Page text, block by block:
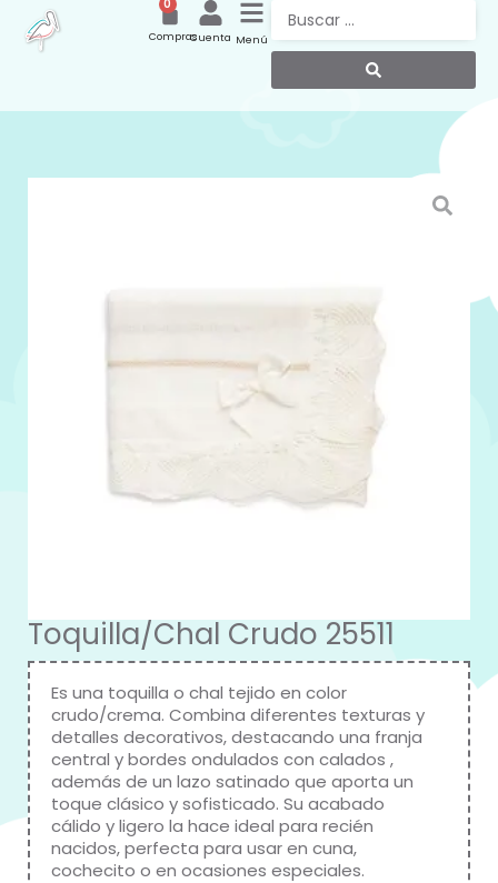
Menú
Cuenta
0
Compras
Toquilla/Chal Crudo 25511
Es una toquilla o chal tejido en color
crudo/crema. Combina diferentes texturas y
detalles decorativos, destacando una franja
central y bordes ondulados con calados ,
además de un lazo satinado que aporta un
toque clásico y sofisticado. Su acabado
cálido y ligero la hace ideal para recién
nacidos, perfecta para usar en cuna,
cochecito o en ocasiones especiales.